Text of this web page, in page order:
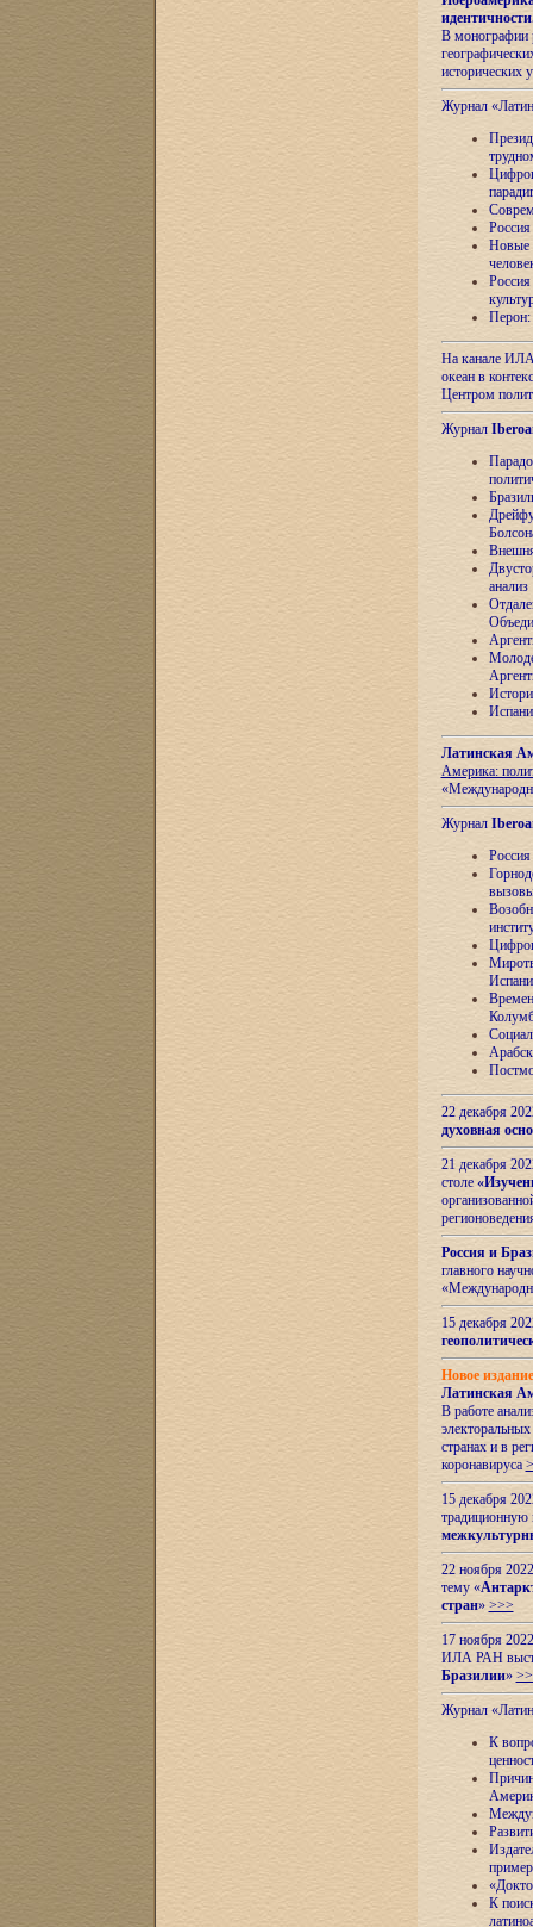
идентичности
В монографии
исторических
Журнал
Новые
Перон:
На канале
океан в
Центром
Журнал
анализ
Латинская
Америка:
Журнал
22 декабря
духовная
21 декабря
столе
Россия и
главного
15 декабря
Новое
Латинская
В работе
странах и в
коронавируса
15 декабря
22 ноября
тему «
стран» >>>
17 ноября
ИЛА РАН
Бразилии»
Журнал
К
К